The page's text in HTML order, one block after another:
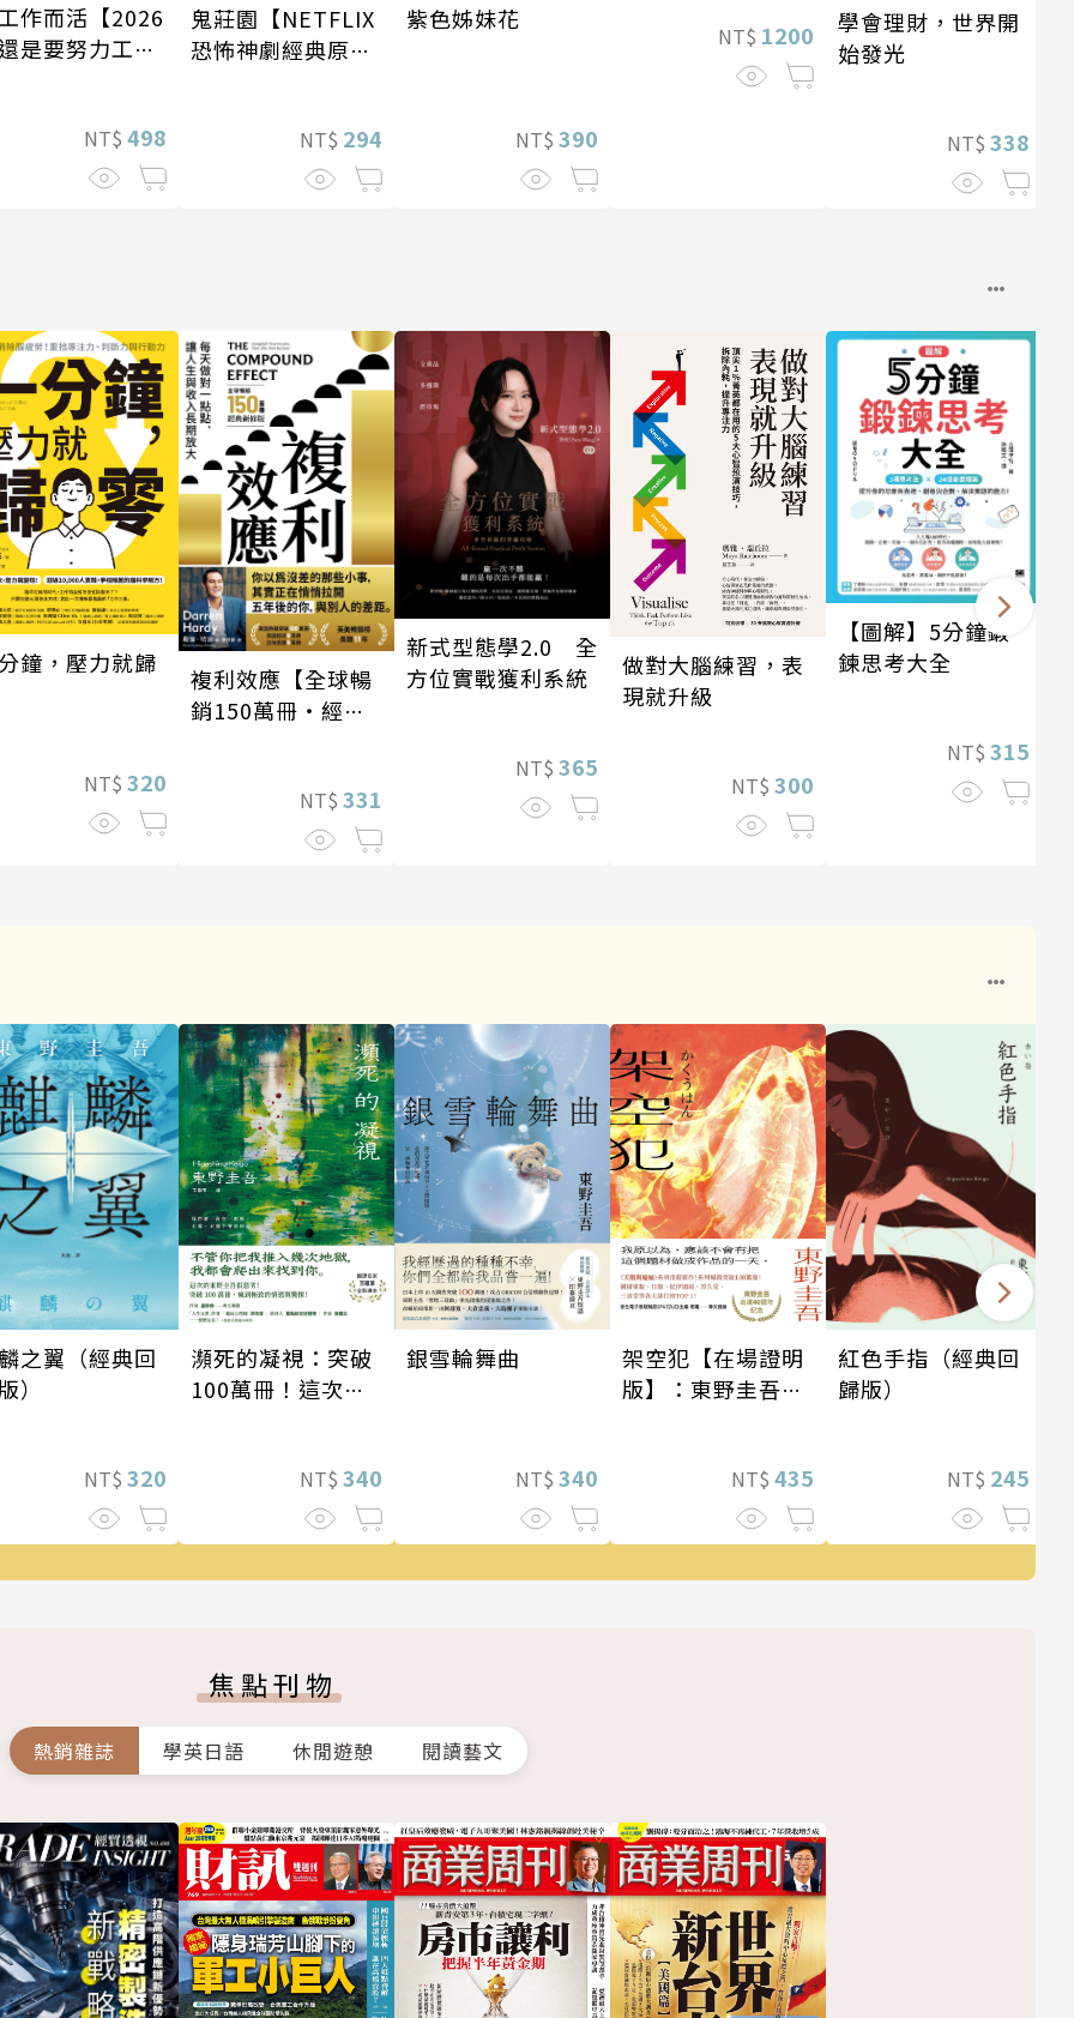
作而活【2026
是要努力工作
NT$ 498
鬼莊園【NETFLIX
恐怖神劇經典原
NT$ 294
紫色姊妹花
NT$ 390
NT$ 1200
學會理財，世界開
始發光
NT$ 338
鐘，壓力就歸
NT$ 320
複利效應【全球暢
銷150萬冊・經典
NT$ 331
新式型態學2.0 全
方位實戰獲利系統
NT$ 365
做對大腦練習，表
現就升級
NT$ 300
【圖解】5分鐘鍛
鍊思考大全
NT$ 315
之翼（經典回
）
NT$ 320
瀕死的凝視：突破
100萬冊！這次的
NT$ 340
銀雪輪舞曲
NT$ 340
架空犯【在場證明
版】：東野圭吾出
列重磅新作！
NT$ 435
紅色手指（經典回
歸版）
NT$ 245
焦點刊物
熱銷雜誌 學英日語 休閒遊憩 閱讀藝文